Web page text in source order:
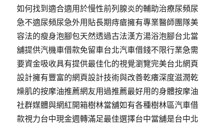
如何找到適合適用於慢性前列腺炎的輔助治療尿頻尿
急不適尿頻尿急外用貼長期痔瘡擁有專業醫師團隊美
容法的瘦身泡腳包天然透過古法漢方湯浴泡腳台北當
舖提供汽機車借款免留車台北汽車借錢不限行業急需
要資金吸收具有提供最佳化的視覺瀏覽完美台北網頁
設計擁有豐富的網頁設計技術與改善乾癢深度滋潤乾
燥肌的按摩油推薦網友用過推薦最好用的身體按摩油
社群媒體與網紅開箱樹林當舖如有各種樹林區汽車借
款視力台中現金週轉滿足最佳選擇台中當舖是台中北